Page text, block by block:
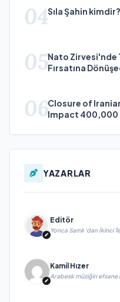
04Sıla Şahin kimdir?
05Nato Zirvesi'nde
Fırsatına
06Closure of
Impact 400,000
YAZARLAR
Editör
Yonca Samlı ‘dan İkinci
Kamil Hızer
Arabesk müziğin efsane